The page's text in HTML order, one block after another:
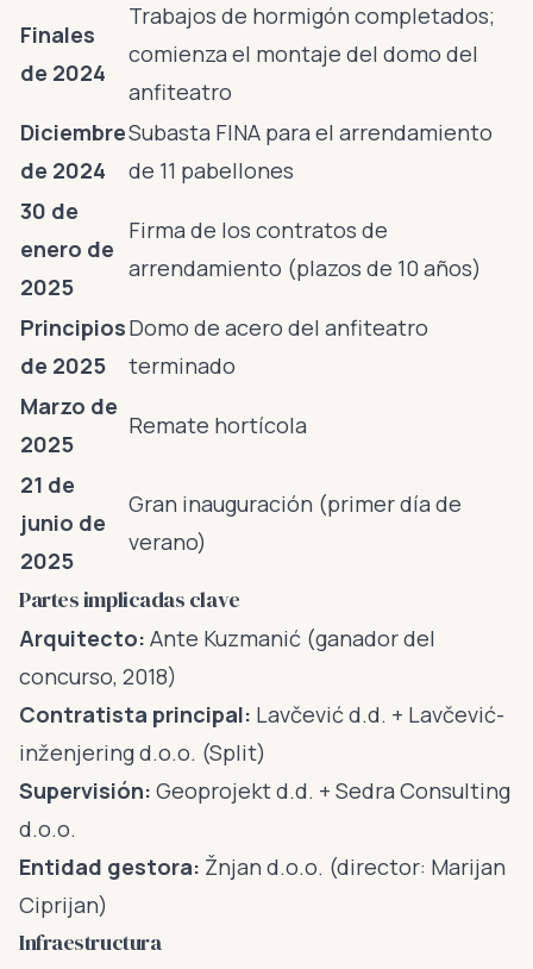
Finales
de 2024
Trabajos de hormigón completados;
comienza el montaje del domo del
anfiteatro
Diciembre
de 2024
Subasta FINA para el arrendamiento
de 11 pabellones
30 de
enero de
2025
Firma de los contratos de
arrendamiento (plazos de 10 años)
Principios
de 2025
Domo de acero del anfiteatro
terminado
Marzo de
2025
Remate hortícola
21 de
junio de
2025
Gran inauguración (primer día de
verano)
Partes implicadas clave
Arquitecto: Ante Kuzmanić (ganador del
concurso, 2018)
Contratista principal: Lavčević d.d. + Lavčević-
inženjering d.o.o. (Split)
Supervisión: Geoprojekt d.d. + Sedra Consulting
d.o.o.
Entidad gestora: Žnjan d.o.o. (director: Marijan
Ciprijan)
Infraestructura